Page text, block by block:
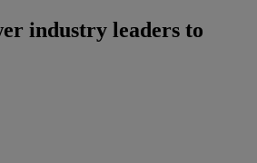
industry leaders to